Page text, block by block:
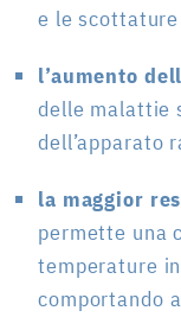
e le
l’aumento
delle malattie
dell’apparato
la maggior
permette una
temperature
comportando